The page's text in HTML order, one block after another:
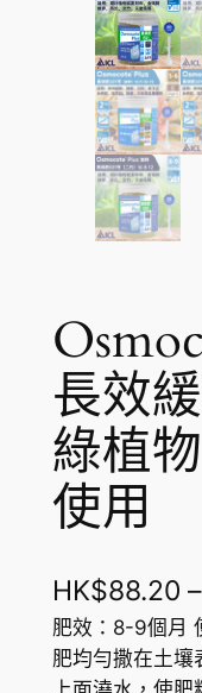
長效
綠植
使用
HK$88.20 –
肥效：8-9個月
肥均勻撒在土壤